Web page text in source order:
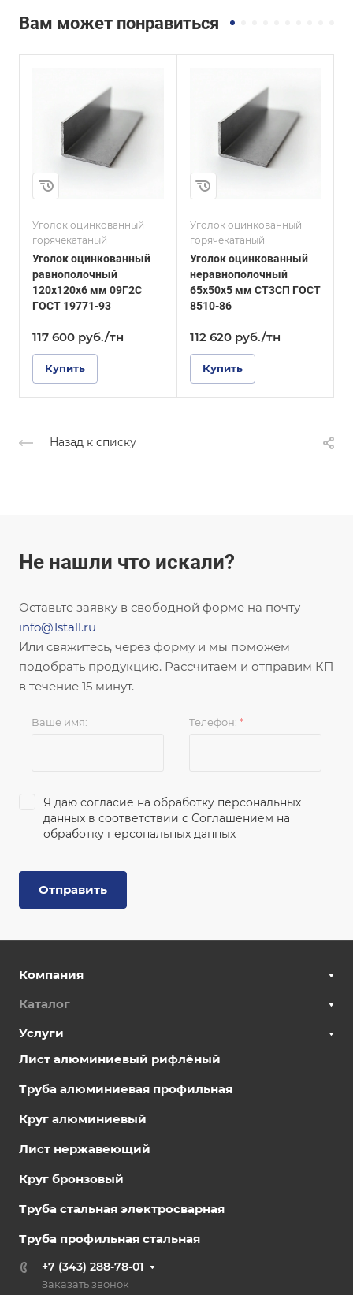
Вам может понравиться
Уголок оцинкованный
горячекатаный
Уголок оцинкованный
равнополочный
120х120х6 мм 09Г2С
ГОСТ 19771-93
117 600 руб./тн
Купить
Неравнополочны
й
Высота, мм
50
СТ3СП
ГОСТ, ТУ
ГОСТ 8510-86
Покрытие
Оцинкованное
Уголок оцинкованный
горячекатаный
Уголок оцинкованный
неравнополочный
65х50х5 мм СТ3СП ГОСТ
8510-86
112 620 руб./тн
Купить
Равнополочный
Высота, мм
40
Толщина, мм
ГОСТ, ТУ
ГОСТ 19771-93
Покрытие
Оцинкованное
Назад к списку
Не нашли что искали?
Оставьте заявку в свободной форме на почту
info@1stall.ru
Или свяжитесь, через форму и мы поможем
подобрать продукцию. Рассчитаем и отправим КП
в течение 15 минут.
Ваше имя: Телефон: *
Я даю согласие на обработку персональных
данных в соответствии с Соглашением на
обработку персональных данных
Отправить
Компания
Каталог
Услуги
Лист алюминиевый рифлёный
Труба алюминиевая профильная
Круг алюминиевый
Лист нержавеющий
Круг бронзовый
Труба стальная электросварная
Труба профильная стальная
+7 (343) 288-78-01
Заказать звонок